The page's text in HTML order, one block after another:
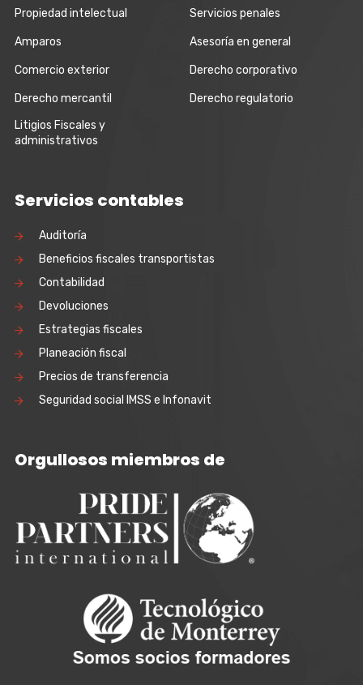
Propiedad intelectual Servicios penales
Amparos Asesoría en general
Comercio exterior Derecho corporativo
Derecho mercantil
Derecho regulatorio
Litigios Fiscales y
administrativos
Servicios contables
Auditoría
Beneficios fiscales transportistas
Contabilidad
Devoluciones
Estrategias fiscales
Planeación fiscal
Precios de transferencia
Seguridad social IMSS e Infonavit
Orgullosos miembros de